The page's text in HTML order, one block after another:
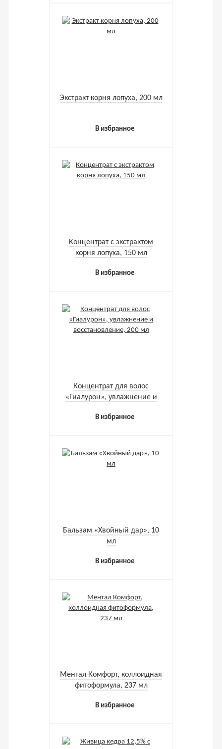
Экстракт корня лопуха, 200 мл
В избранное
Концентрат с экстрактом
корня лопуха, 150 мл
В избранное
Концентрат для волос
«Гиалурон», увлажнение и
В избранное
Бальзам «Хвойный дар», 10
мл
В избранное
Ментал Комфорт, коллоидная
фитоформула, 237 мл
В избранное